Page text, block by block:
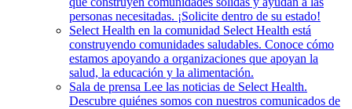
personas necesitadas. ¡Solicite dentro de su estado!
Select Health en la comunidad Select Health está
construyendo comunidades saludables. Conoce cómo
estamos apoyando a organizaciones que apoyan la
salud, la educación y la alimentación.
Sala de prensa Lee las noticias de Select Health.
Descubre quiénes somos con nuestros comunicados de